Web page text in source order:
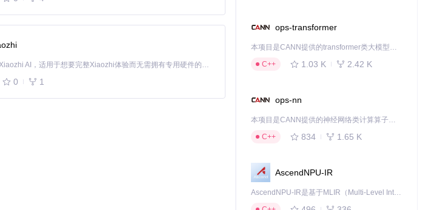
方式，可在1天内完成影视资讯站的搭建。
基于Python的Xiaozhi AI，适用于想要完整Xiaozhi体验而无需拥有专用硬件的用户。
0 1
ops-transformer
本项目是CANN提供的transformer类大模型算子库，实现网络在NPU上加速计算。
C++
1.03 K 2.42 K
ops-nn
本项目是CANN提供的神经网络类计算算子库，实现网络在NPU上加速计算。
C++
834 1.65 K
AscendNPU-IR
AscendNPU-IR是基于MLIR（Multi-Level Intermediate Representation）构建的，面向昇腾亲和算子编译时使用的中间表示，提供昇腾完备表达能力，通过编译优化提升昇腾AI处理器计算效率，支持通过生态框架使能昇腾AI处理器与深度调优